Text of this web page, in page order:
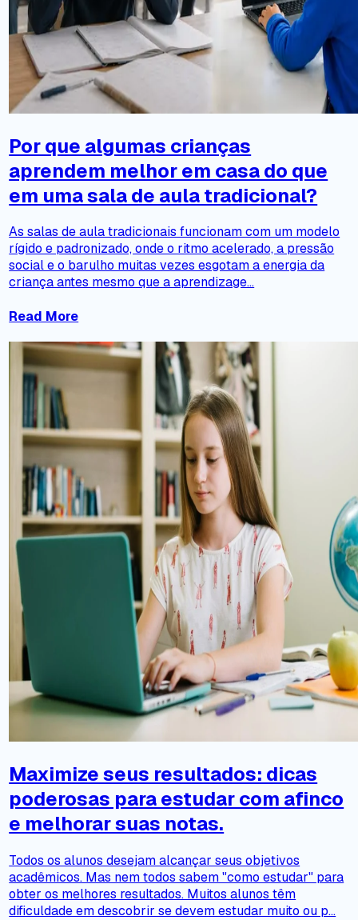
Por que algumas crianças
aprendem melhor em casa do que
em uma sala de aula tradicional?
As salas de aula tradicionais funcionam com um modelo
rígido e padronizado, onde o ritmo acelerado, a pressão
social e o barulho muitas vezes esgotam a energia da
criança antes mesmo que a aprendizage...
Read More
Maximize seus resultados: dicas
poderosas para estudar com afinco
e melhorar suas notas.
Todos os alunos desejam alcançar seus objetivos
acadêmicos. Mas nem todos sabem "como estudar" para
obter os melhores resultados. Muitos alunos têm
dificuldade em descobrir se devem estudar muito ou p...